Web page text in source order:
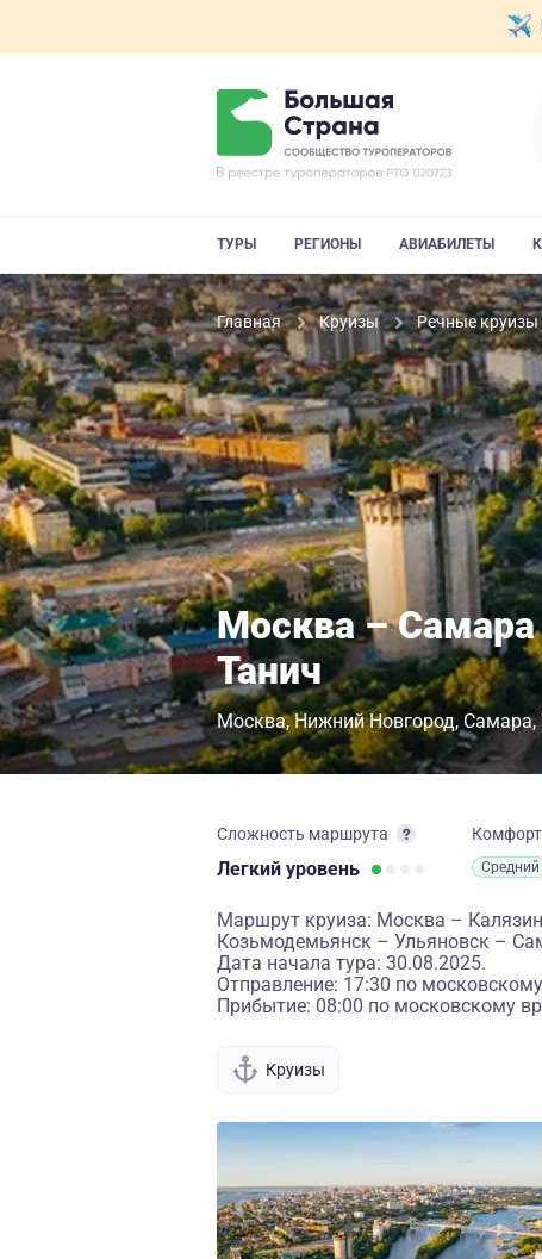
ТУРЫ РЕГИОНЫ АВИАБИЛЕТЫ
Главная Круизы Речные круизы
Москва – Самара
Танич
Москва Нижний Новгород Самара
Сложность маршрута
Легкий уровень
Комфорт
Средний
Маршрут круиза: Москва –
Козьмодемьянск – Ульяновск –
Дата начала тура: 30.08.2025.
Отправление: 17:30 по
Прибытие: 08:00 по московскому
Круизы